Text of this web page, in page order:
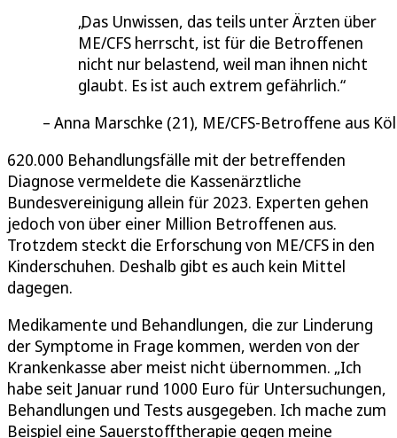
Das Unwissen, das teils unter Ärzten über
ME/CFS herrscht, ist für die Betroffenen
nicht nur belastend, weil man ihnen nicht
glaubt. Es ist auch extrem gefährlich.
Anna Marschke (21), ME/CFS-Betroffene aus
620.000 Behandlungsfälle mit der betreffenden
Diagnose vermeldete die Kassenärztliche
Bundesvereinigung allein für 2023. Experten gehen
jedoch von über einer Million Betroffenen aus.
Trotzdem steckt die Erforschung von ME/CFS in den
Kinderschuhen. Deshalb gibt es auch kein Mittel
dagegen.
Medikamente und Behandlungen, die zur Linderung
der Symptome in Frage kommen, werden von der
Krankenkasse aber meist nicht übernommen. „Ich
habe seit Januar rund 1000 Euro für Untersuchungen,
Behandlungen und Tests ausgegeben. Ich mache zum
Beispiel eine Sauerstofftherapie gegen meine